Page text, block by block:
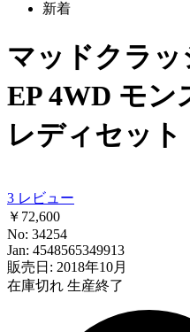
新着
マッドクラッ
EP 4WD モン
レディセット
3 レビュー
￥72,600
No: 34254
Jan: 4548565349913
販売日: 2018年10月
在庫切れ 生産終了